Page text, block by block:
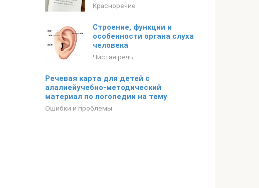
Красноречие
Строение, функции и
особенности органа слуха
человека
Чистая речь
Речевая карта для детей с
алалиейучебно-методический
материал по логопедии на тему
Ошибки и проблемы